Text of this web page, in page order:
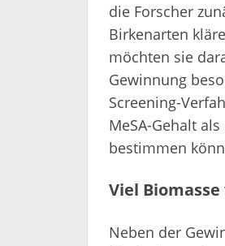
die Forscher
Birkenarten
möchten sie
Gewinnung
Screening-
MeSA-Gehalt
bestimmen
Viel
Neben der